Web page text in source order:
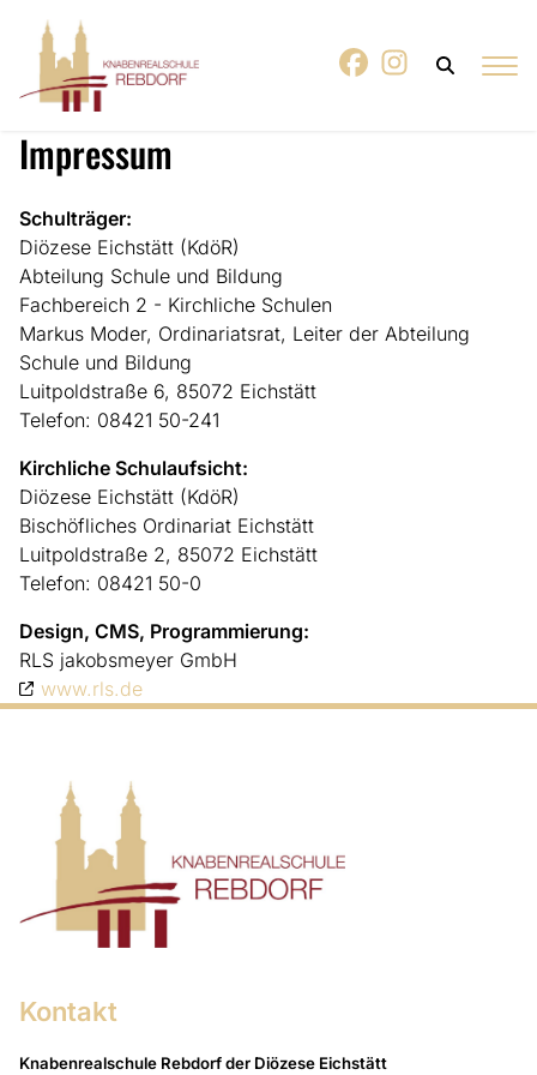
Impressum
Schulträger:
Diözese Eichstätt (KdöR)
Abteilung Schule und Bildung
Fachbereich 2 - Kirchliche Schulen
Markus Moder, Ordinariatsrat, Leiter der Abteilung
Schule und Bildung
Luitpoldstraße 6, 85072 Eichstätt
Telefon: 08421 50-241
Kirchliche Schulaufsicht:
Diözese Eichstätt (KdöR)
Bischöfliches Ordinariat Eichstätt
Luitpoldstraße 2, 85072 Eichstätt
Telefon: 08421 50-0
Design, CMS, Programmierung:
RLS jakobsmeyer GmbH
www.rls.de
Kontakt
Knabenrealschule Rebdorf der Diözese Eichstätt